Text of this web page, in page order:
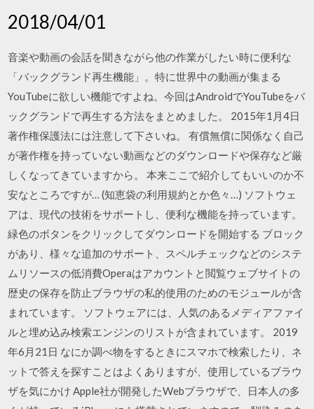
2018/04/01
音楽や動画の会話を聞きながら他の作業がしたい時に便利な
「バックグランド再生機能」。特に世界中の動画が集まる
YouTubeに欲しい機能ですよね。今回はAndroidでYouTubeをバ
ックグランドで再生する方法をまとめました。 2015年1月4日
著作権保護法には注意して下さいね。 有償無償に関係なく自己
が著作権を持っていない動画などのダウンロードや保存など厳
しくなってきていますから。 本来ここで紹介してもいいのか不
安なところですが… (知恵袋の利用規約とか色々…) ソフトウェ
アは、現代の技術をサポートし、便利な機能を持っています。
緑色のボタンをクリックしてダウンロードを開始する ブロック
があり、様々な追加のサポート、スペルチェックなどのシステ
ムリソースの低消費Operaはアカウントと閲覧ウェブサイトの
歴史の保存を防止ブラウザの私的使用のためのモジュールが含
まれています。 ソフトウェアには、人気のあるメディアファイ
ルと埋め込み検索エンジンのリストが含まれています。 2019
年6月21日 なにか調べ物をするときにスマホで検索したり、ネ
ットで答えを探すことはよくありますが、使用しているブラウ
ザを気にかけ Apple社が開発したWebブラウザで、日本人の多